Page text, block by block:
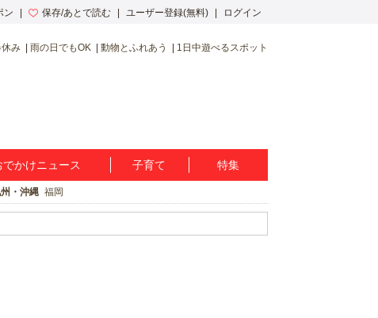
ン 保存/あとで読む ユーザー登録(無料) ログイン
み 雨の日でもOK 動物とふれあう 1日中遊べるスポット
でかけニュース 子育て 特集
・沖縄 福岡